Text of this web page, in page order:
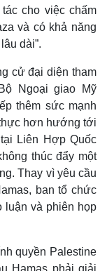
cho việc chấm
và có khả năng
dài”.
cử đại diện tham
Ngoại giao Mỹ
thêm sức mạnh
hơn hướng tới
Liên Hợp Quốc
thúc đẩy một
Thay vì yêu cầu
ban tổ chức
luận và phiên họp
quyền Palestine